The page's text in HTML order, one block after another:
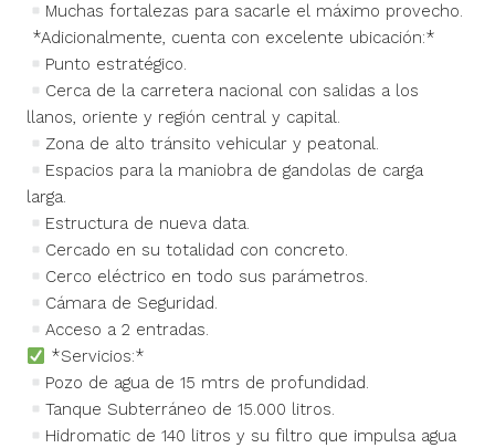
Muchas fortalezas para sacarle el máximo provecho.
*Adicionalmente, cuenta con excelente ubicación:*
Punto estratégico.
Cerca de la carretera nacional con salidas a los
llanos, oriente y región central y capital.
Zona de alto tránsito vehicular y peatonal.
Espacios para la maniobra de gandolas de carga
larga.
Estructura de nueva data.
Cercado en su totalidad con concreto.
Cerco eléctrico en todo sus parámetros.
Cámara de Seguridad.
Acceso a 2 entradas.
*Servicios:*
Pozo de agua de 15 mtrs de profundidad.
Tanque Subterráneo de 15.000 litros.
Hidromatic de 140 litros y su filtro que impulsa agua